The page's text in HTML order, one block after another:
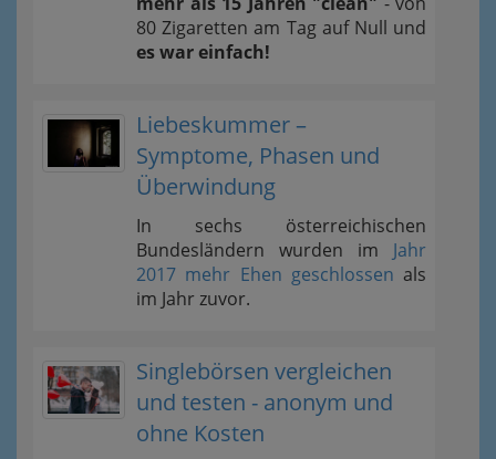
80 Zigaretten am Tag auf Null und
es war einfach!
Liebeskummer –
Symptome, Phasen und
Überwindung
In sechs österreichischen
Bundesländern wurden im Jahr
2017 mehr Ehen geschlossen als
im Jahr zuvor.
Singlebörsen vergleichen
und testen - anonym und
ohne Kosten